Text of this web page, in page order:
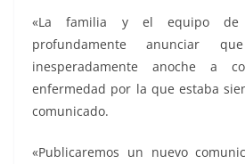
«La familia y el equipo de
profundamente anunciar
inesperadamente anoche a
enfermedad por la que estaba
comunicado.
«Publicaremos un nuevo